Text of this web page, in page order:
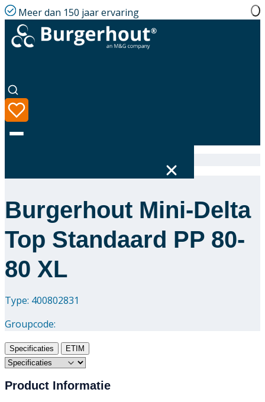
Meer dan 150 jaar ervaring
Taal
Assortiment
Oplossingen
Academy
Over ons
Contact
Burgerhout Mini-Delta
Top Standaard PP 80-
80 XL
Type: 400802831
Groupcode:
Specificaties ETIM
Product Informatie